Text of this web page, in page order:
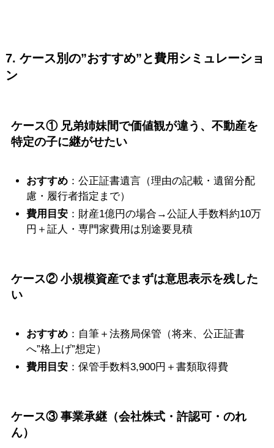
7. ケース別の”おすすめ”と費用シミュレーショ
ン
ケース① 兄弟姉妹間で価値観が違う、不動産を
特定の子に継がせたい
おすすめ ：公正証書遺言（理由の記載・遺留分配
慮・履行者指定まで）
費用目安 ：財産1億円の場合→公証人手数料約10万
円＋証人・専門家費用は別途要見積
ケース② 小規模資産でまずは意思表示を残した
い
おすすめ ：自筆＋法務局保管（将来、公正証書
へ”格上げ”想定）
費用目安 ：保管手数料3,900円＋書類取得費
ケース③ 事業承継（会社株式・許認可・のれ
ん）